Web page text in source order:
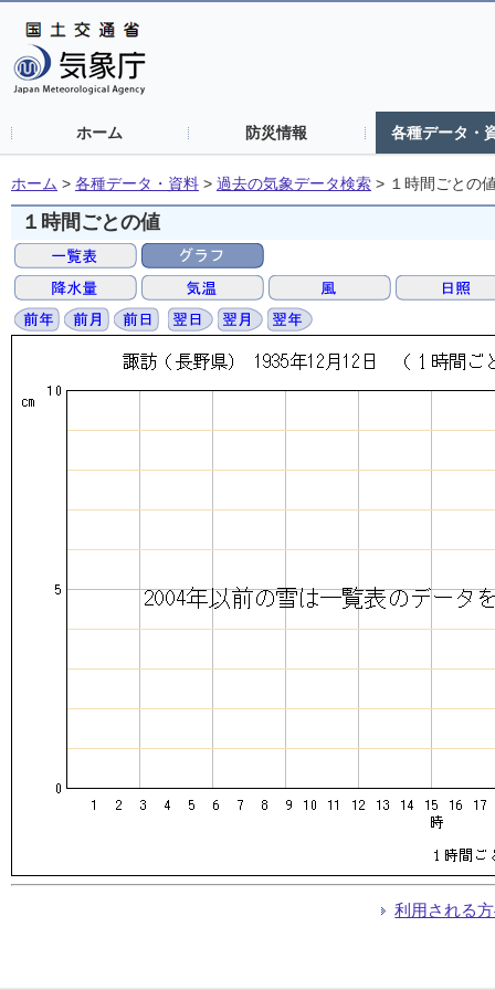
ホーム 防災情報 各種データ・
ホーム > 各種データ・資料 > 過去の気象データ検索 > １時間ごとの
１時間ごとの値
利用される